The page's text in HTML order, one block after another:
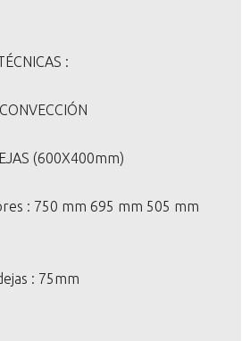
:
(600X400mm)
: 750 mm 695 mm 505 mm
: 75mm